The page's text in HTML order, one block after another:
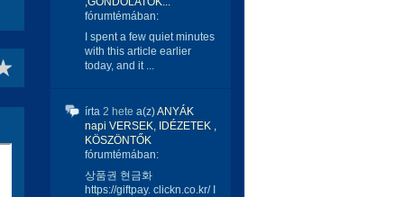
fórumtémában:
I spent a few quiet minutes
with this article earlier
today, and it ...
írta 2 hete a(z)ANYÁK
napi VERSEK, IDÉZETEK ,
KÖSZÖNTŐK
fórumtémában:
상품권 현금화
https://giftpay. clickn.co.kr/ I